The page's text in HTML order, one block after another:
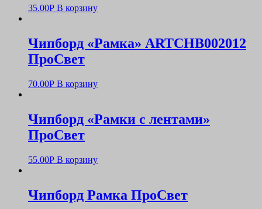
35.00Р В корзину
Чипборд «Рамка» ARTCHB002012
ПроСвет
70.00Р В корзину
Чипборд «Рамки с лентами»
ПроСвет
55.00Р В корзину
Чипборд Рамка ПроСвет